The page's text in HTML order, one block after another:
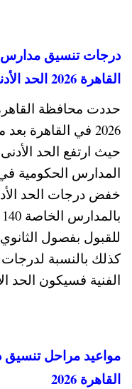
درجات تنسيق مدارس
القاهرة 2026 الحد الأدنى لدخول الثانوي العام والخاص
حددت محافظة
2026 في القاهرة
حيث ارتفع الحد
خفض درجات الحد
كذلك بالنسبة
الفنية فسيكون الحد الأدنى
مواعيد مراحل
القاهرة 2026